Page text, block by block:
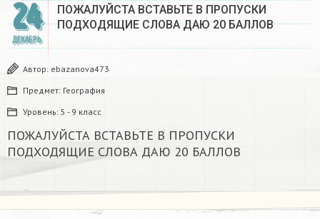
24
ДЕКАБРЬ
ПОЖАЛУЙСТА ВСТАВЬТЕ В ПРОПУСКИ
ПОДХОДЯЩИЕ СЛОВА ДАЮ 20 БАЛЛОВ​
Автор: ebazanova473
Предмет: География
Уровень: 5 - 9 класс
ПОЖАЛУЙСТА ВСТАВЬТЕ В ПРОПУСКИ
ПОДХОДЯЩИЕ СЛОВА ДАЮ 20 БАЛЛОВ​